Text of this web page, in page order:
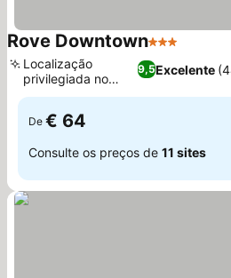
Rove Downtown3 Estrelas
9,5Excelente
Localização
privilegiada no
centro
De € 64
Consulte os preços de 11 sites